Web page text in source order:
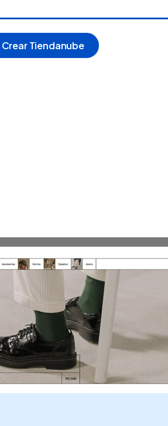
argentinas creadas
con Tiendanube
Crear Tiendanube